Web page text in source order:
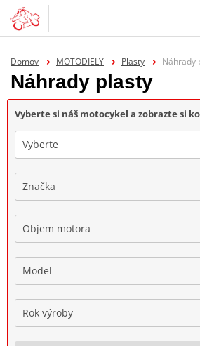
Domov MOTODIELY Plasty Náhrady
Náhrady plasty
Vyberte si náš motocykel a zobrazte si
Vyberte
Značka
Objem motora
Model
Rok výroby